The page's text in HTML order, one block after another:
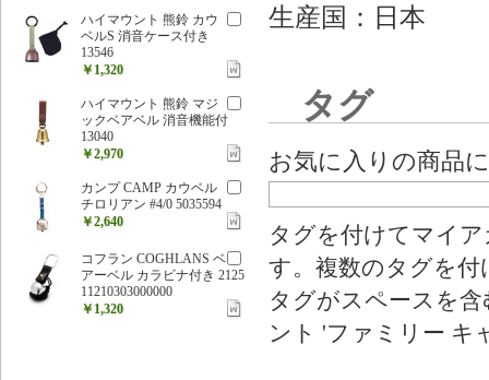
生産国：日本
タグ
お気に入りの商品
タグを付けてマイ
す。複数のタグを
タグがスペースを
ント 'ファミリー キ
ハイマウント 熊鈴 カウ
ベルS 消音ケース付き
13546
￥1,320
ハイマウント 熊鈴 マジ
ックベアベル 消音機能付
13040
￥2,970
カンプ CAMP カウベル
チロリアン #4/0 5035594
￥2,640
コフラン COGHLANS ベ
アーベル カラビナ付き 2125
11210303000000
￥1,320